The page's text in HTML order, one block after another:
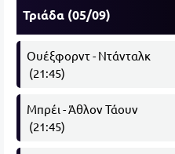
Τριάδα (05/09)
Ουέξφορντ - Ντάνταλκ
(21:45)
Μπρέι - Άθλον Τάουν
(21:45)